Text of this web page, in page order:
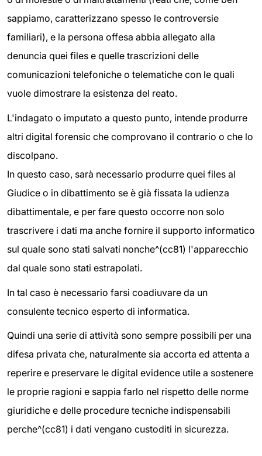
sappiamo, caratterizzano spesso le controversie
familiari), e la persona offesa abbia allegato alla
denuncia quei files e quelle trascrizioni delle
comunicazioni telefoniche o telematiche con le quali
vuole dimostrare la esistenza del reato.
L'indagato o imputato a questo punto, intende produrre
altri digital forensic che comprovano il contrario o che lo
discolpano.
In questo caso, sarà necessario produrre quei files al
Giudice o in dibattimento se è già fissata la udienza
dibattimentale, e per fare questo occorre non solo
trascrivere i dati ma anche fornire il supporto informatico
sul quale sono stati salvati nonche^(cc81) l'apparecchio
dal quale sono stati estrapolati.
In tal caso è necessario farsi coadiuvare da un
consulente tecnico esperto di informatica.
Quindi una serie di attività sono sempre possibili per una
difesa privata che, naturalmente sia accorta ed attenta a
reperire e preservare le digital evidence utile a sostenere
le proprie ragioni e sappia farlo nel rispetto delle norme
giuridiche e delle procedure tecniche indispensabili
perche^(cc81) i dati vengano custoditi in sicurezza.